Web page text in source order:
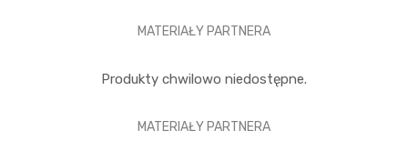
MATERIAŁY PARTNERA
Produkty chwilowo niedostępne.
MATERIAŁY PARTNERA